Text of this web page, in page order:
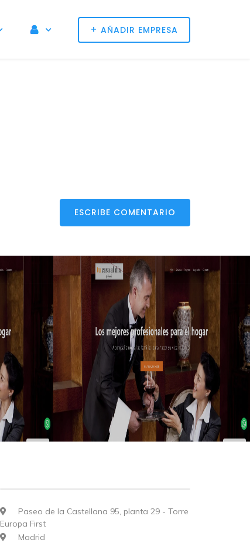
+ AÑADIR EMPRESA
ESCRIBE COMENTARIO
Paseo de la Castellana 95, planta 29 - Torre
Europa First
Madrid